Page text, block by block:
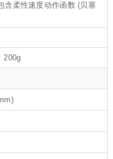
含柔性速度动作函数 (贝塞
200g